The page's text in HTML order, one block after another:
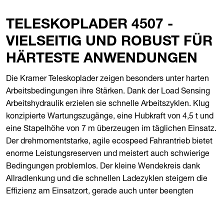
TELESKOPLADER 4507 -
VIELSEITIG UND ROBUST FÜR
HÄRTESTE ANWENDUNGEN
Die Kramer Teleskoplader zeigen besonders unter harten
Arbeitsbedingungen ihre Stärken. Dank der Load Sensing
Arbeitshydraulik erzielen sie schnelle Arbeitszyklen. Klug
konzipierte Wartungszugänge, eine Hubkraft von 4,5 t und
eine Stapelhöhe von 7 m überzeugen im täglichen Einsatz.
Der drehmomentstarke, agile ecospeed Fahrantrieb bietet
enorme Leistungsreserven und meistert auch schwierige
Bedingungen problemlos. Der kleine Wendekreis dank
Allradlenkung und die schnellen Ladezyklen steigern die
Effizienz am Einsatzort, gerade auch unter beengten